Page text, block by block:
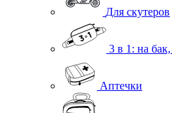
Для скутеров
3 в 1: на
Аптечки